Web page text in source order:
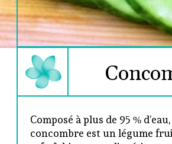
Composé à plus de 95 %
concombre est un légume